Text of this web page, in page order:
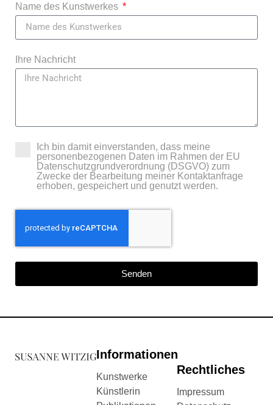
Name des Kunstwerkes
Ihre Nachricht
Ich bin damit einverstanden, dass meine
personenbezogenen Daten im Rahmen der EU
Datenschutzgrundverordnung (DSGVO) zum
Zwecke der Bearbeitung meiner Kontaktanfrage
erhoben, gespeichert und genutzt werden.
Senden
Informationen
Kunstwerke
Künstlerin
Rechtliches
Impressum